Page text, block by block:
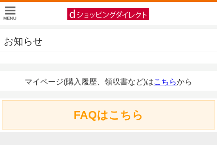
お知らせ
マイページ(購入履歴、領収書など)はこちらから
FAQはこちら